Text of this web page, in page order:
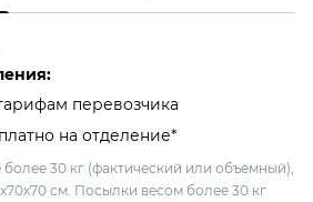
перевозчика
на отделение*
30 кг (фактический или объемный),
см. Посылки весом более 30 кг